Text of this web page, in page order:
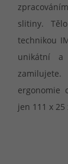
slitiny.
technikou
unikátní a
ergonomie
jen 111 x 25